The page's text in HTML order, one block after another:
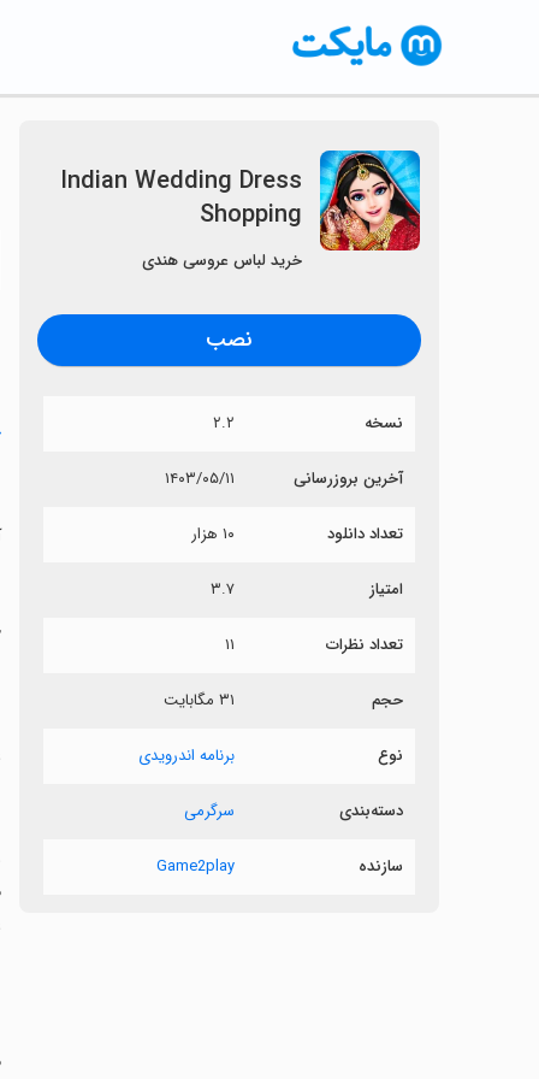
Indian Wedding Dress
Shopping
خرید لباس عروسی هندی
نصب
نسخه ۲.۲
آخرین بروزرسانی ۱۴۰۳/۰۵/۱۱
تعداد دانلود ۱۰ هزار
امتیاز ۳.۷
تعداد نظرات ۱۱
حجم ۳۱ مگابایت
نوع برنامه اندرویدی
دسته‌بندی سرگرمی
سازنده Game2play